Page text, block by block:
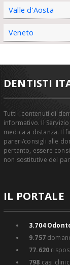
Valle d'Aosta
Veneto
DENTISTI
Tutti i contenuti di
informativo. Il
medica a distanza. Il
pareri/consigli alle
pertanto, essere
non sostitutive del
IL PORTALE
3.704
9.757
77.620
798 casi clinici